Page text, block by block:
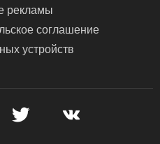
рекламы
соглашение
устройств